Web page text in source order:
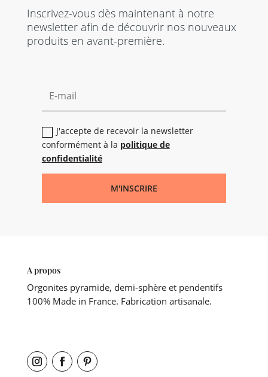
Inscrivez-vous dès maintenant à notre
newsletter afin de découvrir nos nouveaux
produits en avant-première.
J'accepte de recevoir la newsletter
conformément à la politique de
confidentialité
M'INSCRIRE
A propos
Orgonites pyramide, demi-sphère et pendentifs
100% Made in France. Fabrication artisanale.